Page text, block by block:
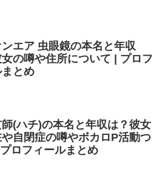
エア 虫眼鏡の本名と年収
の噂や住所について | プロフ
まとめ
(ハチ)の本名と年収は？彼女
自閉症の噂やボカロP活動つ
ロフィールまとめ